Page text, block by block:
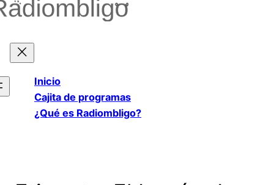
Inicio
Cajita de programas
¿Qué es Radiombligo?